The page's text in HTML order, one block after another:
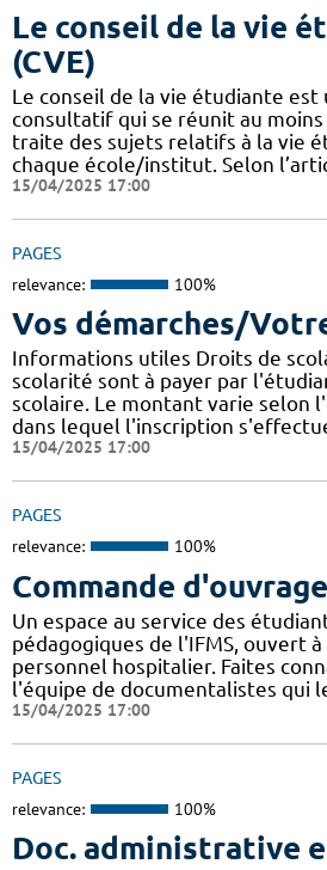
Le conseil de la vie
(CVE)
Le conseil de la vie étudiante est
consultatif qui se réunit au moins
traite des sujets relatifs à la vie
chaque école/institut. Selon
15/04/2025 17:00
PAGES
relevance: 100%
Vos démarches/
Informations utiles Droits de
scolarité sont à payer par
scolaire. Le montant varie selon
dans lequel l'inscription
15/04/2025 17:00
PAGES
relevance: 100%
Commande
Un espace au service des
pédagogiques de l'IFMS, ouvert
personnel hospitalier. Faites
l'équipe de documentalistes qui
15/04/2025 17:00
PAGES
relevance: 100%
Doc. administrative